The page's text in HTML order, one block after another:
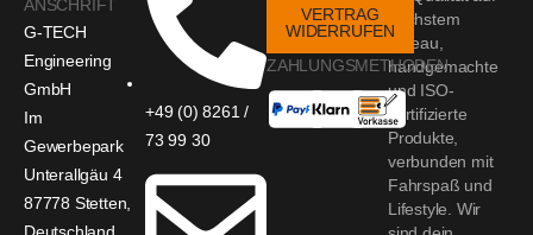
höchstem
Niveau,
handgemachte
und ISO-
zertifizierte
Produkte,
verbunden mit
Fahrspaß und
Lifestyle. Wir
ANSCHRIFT
G-TECH
Engineering
GmbH
Im
Gewerbepark
Unterallgäu 4
87778 Stetten,
Deutschland
+49 (0) 8261 /
73 99 30
VERTRAG
WIDERRUFEN
ZAHLUNGSMETHODEN